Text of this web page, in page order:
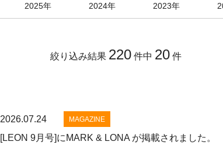
2025年 2024年 2023年
絞り込み結果 220件中 20件
2026.07.24 MAGAZINE
[LEON 9月号]にMARK & LONA が掲載されました。